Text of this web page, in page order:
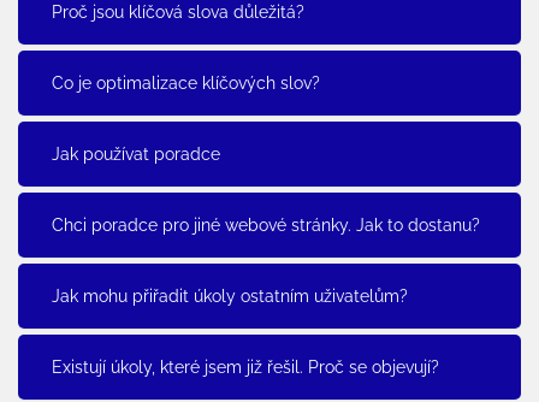
Proč jsou klíčová slova důležitá?
Co je optimalizace klíčových slov?
Jak používat poradce
Chci poradce pro jiné webové stránky. Jak to dostanu?
Jak mohu přiřadit úkoly ostatním uživatelům?
Existují úkoly, které jsem již řešil. Proč se objevují?